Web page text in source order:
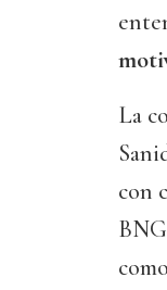
La
con